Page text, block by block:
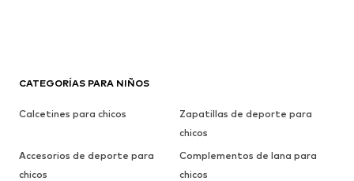
CATEGORÍAS PARA NIÑOS
Calcetines para chicos
Zapatillas de deporte para
chicos
Accesorios de deporte para
chicos
Complementos de lana para
chicos